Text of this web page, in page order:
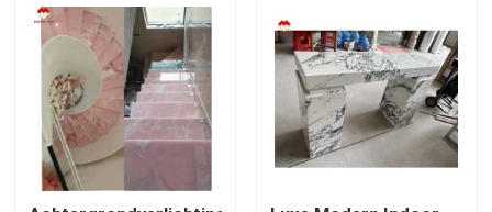
Thuis
Producten
Over ons